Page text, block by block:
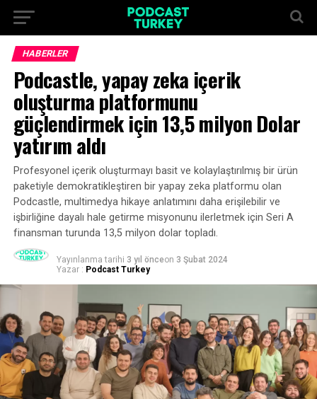
HABERLER
Podcastle, yapay zeka içerik
oluşturma platformunu
güçlendirmek için 13,5 milyon Dolar
yatırım aldı
Profesyonel içerik oluşturmayı basit ve kolaylaştırılmış bir ürün
paketiyle demokratikleştiren bir yapay zeka platformu olan
Podcastle, multimedya hikaye anlatımını daha erişilebilir ve
işbirliğine dayalı hale getirme misyonunu ilerletmek için Seri A
finansman turunda 13,5 milyon dolar topladı.
Yayınlanma tarihi 3 yıl önceon 3 Şubat 2024
Yazar : Podcast Turkey